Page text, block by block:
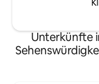
Unterkünfte